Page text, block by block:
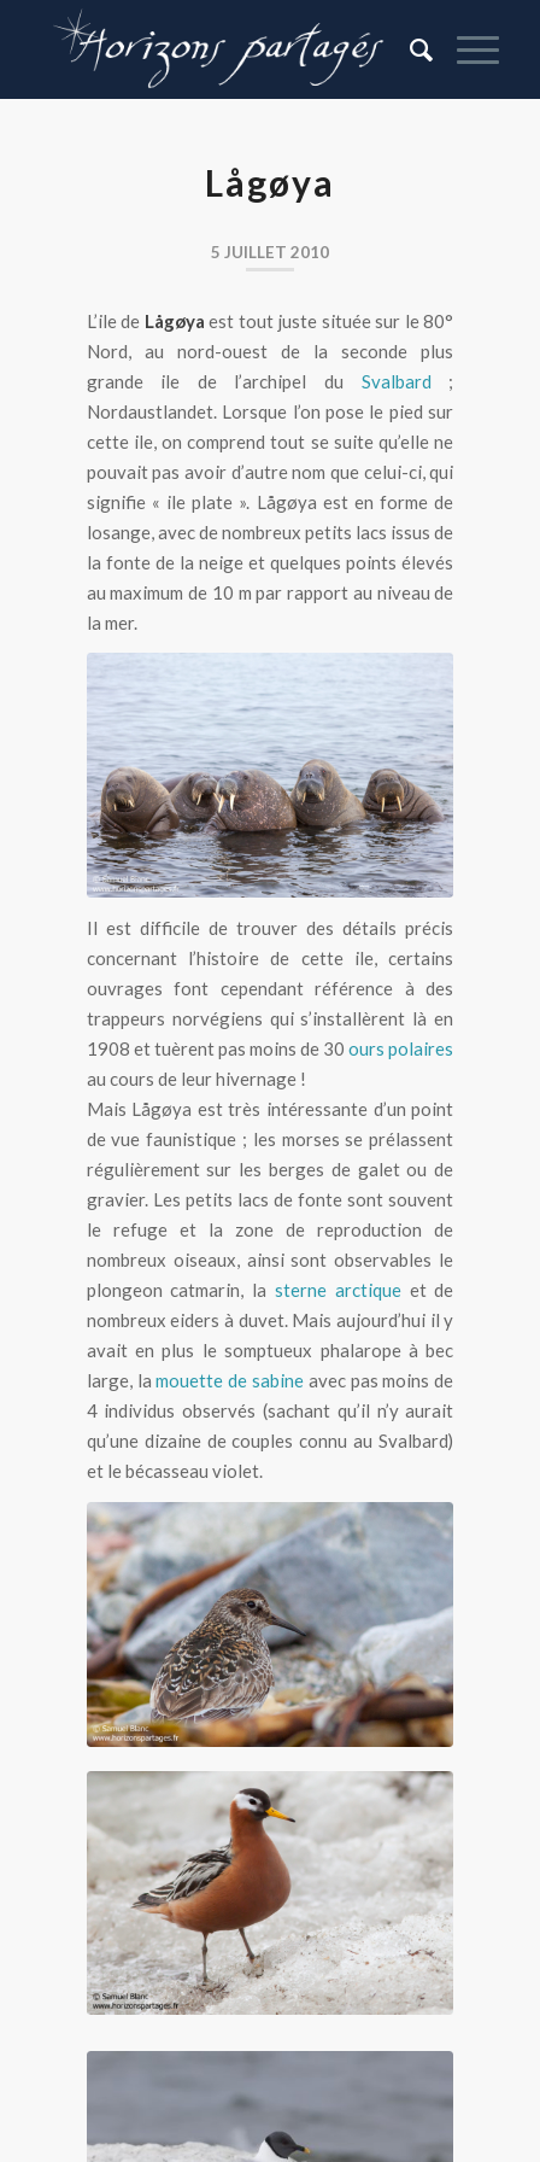
Lågøya
5 JUILLET 2010
L’ile de Lågøya est tout juste située sur le 80°
Nord, au nord-ouest de la seconde plus
grande ile de l’archipel du Svalbard ;
Nordaustlandet. Lorsque l’on pose le pied sur
cette ile, on comprend tout se suite qu’elle ne
pouvait pas avoir d’autre nom que celui-ci, qui
signifie « ile plate ». Lågøya est en forme de
losange, avec de nombreux petits lacs issus de
la fonte de la neige et quelques points élevés
au maximum de 10 m par rapport au niveau de
la mer.
Morses à Lågøya au Svalbard
Il est difficile de trouver des détails précis
concernant l’histoire de cette ile, certains
ouvrages font cependant référence à des
trappeurs norvégiens qui s’installèrent là en
1908 et tuèrent pas moins de 30ours polaires
au cours de leur hivernage !
Mais Lågøya est très intéressante d’un point
de vue faunistique ; les morses se prélassent
régulièrement sur les berges de galet ou de
gravier. Les petits lacs de fonte sont souvent
le refuge et la zone de reproduction de
nombreux oiseaux, ainsi sont observables le
plongeon catmarin, la sterne arctiqueet de
nombreux eiders à duvet. Mais aujourd’hui il y
avait en plus le somptueux phalarope à bec
large, lamouette de sabineavec pas moins de
4 individus observés (sachant qu’il n’y aurait
qu’une dizaine de couples connu au Svalbard)
et le bécasseau violet.
Bécasseau violet à Lågøya au Spitzberg
Phalaroppe à bec large à Lågøya au
Spitzberg